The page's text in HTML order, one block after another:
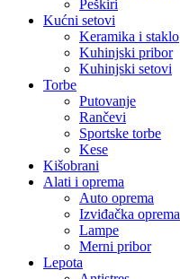
Peškiri
Kućni setovi
Keramika i staklo
Kuhinjski pribor
Kuhinjski setovi
Torbe
Putovanje
Rančevi
Sportske torbe
Kese
Kišobrani
Alati i oprema
Auto oprema
Izviđačka oprema
Lampe
Merni pribor
Lepota